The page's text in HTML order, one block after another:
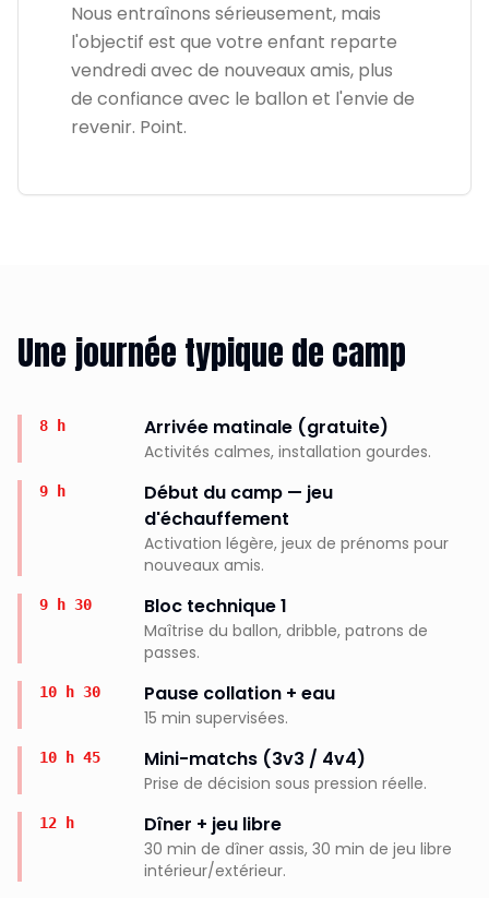
Nous entraînons sérieusement, mais
l'objectif est que votre enfant reparte
vendredi avec de nouveaux amis, plus
de confiance avec le ballon et l'envie de
revenir. Point.
Une journée typique de camp
8 h Arrivée matinale (gratuite)
Activités calmes, installation gourdes.
9 h
Début du camp — jeu
d'échauffement
Activation légère, jeux de prénoms pour
nouveaux amis.
9 h 30 Bloc technique 1
Maîtrise du ballon, dribble, patrons de
passes.
10 h 30 Pause collation + eau
15 min supervisées.
10 h 45 Mini-matchs (3v3 / 4v4)
Prise de décision sous pression réelle.
12 h Dîner + jeu libre
30 min de dîner assis, 30 min de jeu libre
intérieur/extérieur.